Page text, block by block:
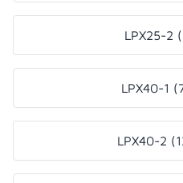
LPX25-2
LPX40-1
LPX40-2